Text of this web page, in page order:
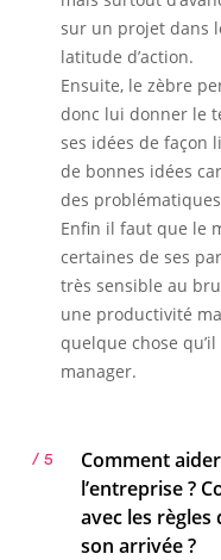
sur un projet dans
latitude d’action.
Ensuite, le zèbre
donc lui donner le
ses idées de façon
de bonnes idées
des
Enfin il faut que le
certaines de ses
très sensible au
une productivité
quelque chose
manager.
/ 5
Comment
l’entreprise ?
avec les
son arrivée ?